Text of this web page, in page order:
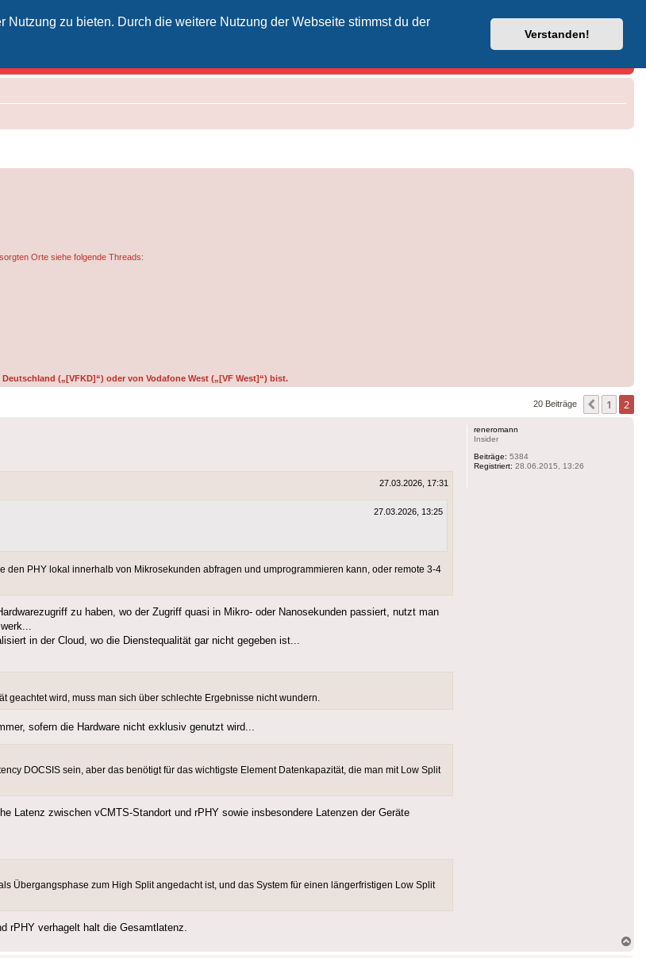
zu bieten. Durch die weitere Nutzung der Webseite stimmst du der
Verstanden!
Vodafone-Kabel-Helpdesk
Orte siehe folgende Threads:
(„[VFKD]“) oder von Vodafone West („[VF West]“) bist.
20 Beiträge 1 2
reneromann
Insider
Beiträge: 5384
Registriert: 28.06.2015, 13:26
27.03.2026, 17:31
27.03.2026, 13:25
PHY lokal innerhalb von Mikrosekunden abfragen und umprogrammieren kann, oder remote 3-4
zu haben, wo der Zugriff quasi in Mikro- oder Nanosekunden passiert, nutzt man
in der Cloud, wo die Dienstequalität gar nicht gegeben ist...
geachtet wird, muss man sich über schlechte Ergebnisse nicht wundern.
sofern die Hardware nicht exklusiv genutzt wird...
DOCSIS sein, aber das benötigt für das wichtigste Element Datenkapazität, die man mit Low Split
Latenz zwischen vCMTS-Standort und rPHY sowie insbesondere Latenzen der Geräte
Übergangsphase zum High Split angedacht ist, und das System für einen längerfristigen Low Split
rPHY verhagelt halt die Gesamtlatenz.